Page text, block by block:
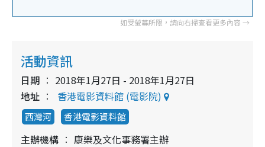
活動資訊
日期
2018年1月27日 - 2018年1月27日
地址
香港電影資料館 (電影院)
西灣河 香港電影資料館
主辦機構
康樂及文化事務署主辦